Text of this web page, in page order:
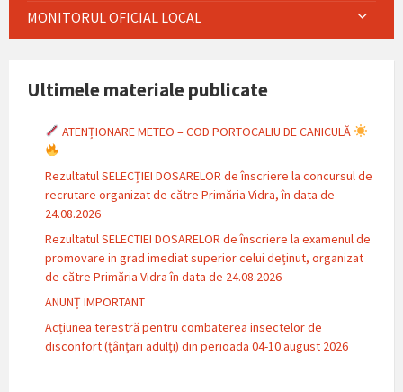
MONITORUL OFICIAL LOCAL
Ultimele materiale publicate
ATENȚIONARE METEO – COD PORTOCALIU DE CANICULĂ
Rezultatul SELECȚIEI DOSARELOR de înscriere la concursul de
recrutare organizat de către Primăria Vidra, în data de
24.08.2026
Rezultatul SELECTIEI DOSARELOR de înscriere la examenul de
promovare in grad imediat superior celui deținut, organizat
de către Primăria Vidra în data de 24.08.2026
ANUNȚ IMPORTANT
Acțiunea terestră pentru combaterea insectelor de
disconfort (țânțari adulți) din perioada 04-10 august 2026